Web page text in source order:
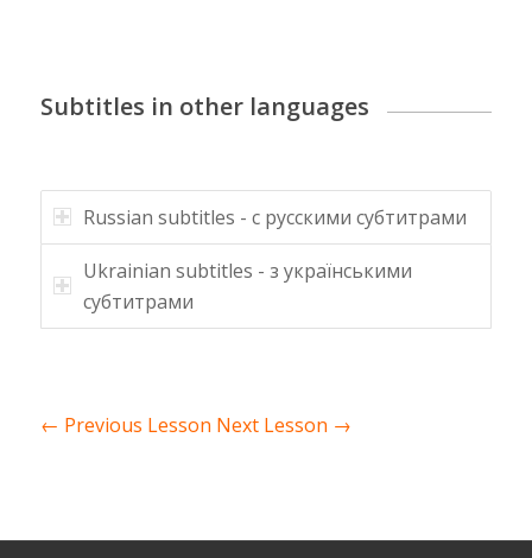
Subtitles in other languages
Russian subtitles - с русскими субтитрами
Ukrainian subtitles - з українськими
субтитрами
← Previous Lesson Next Lesson →